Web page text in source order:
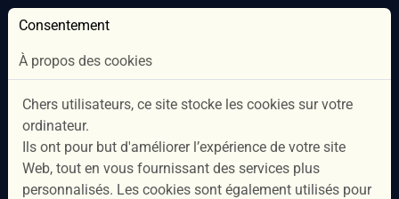
Consentement
À propos des cookies
Chers utilisateurs, ce site stocke les cookies sur votre
ordinateur.
Ils ont pour but d'améliorer l’expérience de votre site
Web, tout en vous fournissant des services plus
personnalisés. Les cookies sont également utilisés pour